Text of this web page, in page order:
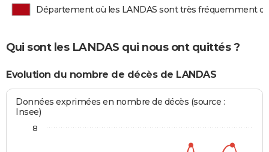
Département où les LANDAS sont très fréquemment
Qui sont les LANDAS qui nous ont quittés ?
Evolution du nombre de décès de LANDAS
Données exprimées en nombre de décès (source :
Insee)
8